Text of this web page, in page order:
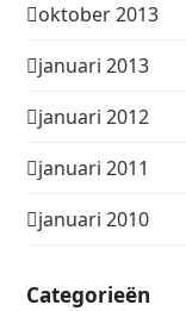
oktober 2013
januari 2013
januari 2012
januari 2011
januari 2010
Categorieën